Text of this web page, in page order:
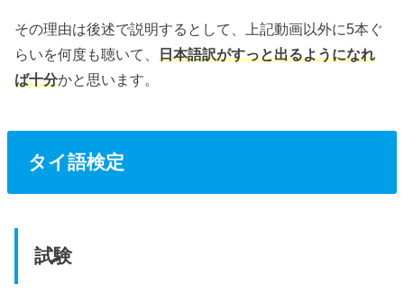
その理由は後述で説明するとして、上記動画以外に5本ぐ
らいを何度も聴いて、日本語訳がすっと出るようになれ
ば十分かと思います。
タイ語検定
試験